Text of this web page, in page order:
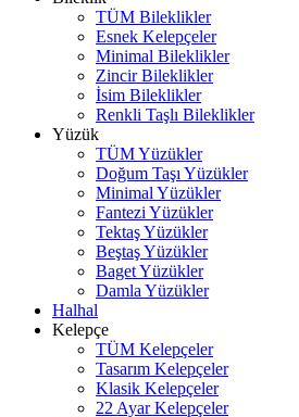
TÜM Bileklikler
Esnek Kelepçeler
Minimal Bileklikler
Zincir Bileklikler
İsim Bileklikler
Renkli Taşlı Bileklikler
Yüzük
TÜM Yüzükler
Doğum Taşı Yüzükler
Minimal Yüzükler
Fantezi Yüzükler
Tektaş Yüzükler
Beştaş Yüzükler
Baget Yüzükler
Damla Yüzükler
Halhal
Kelepçe
TÜM Kelepçeler
Tasarım Kelepçeler
Klasik Kelepçeler
22 Ayar Kelepçeler